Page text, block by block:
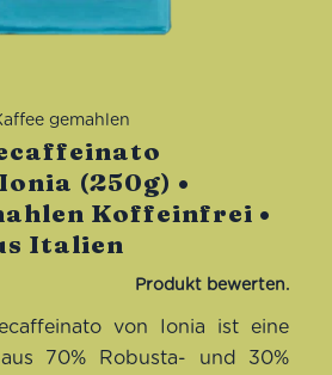
gemahlen
(250g) •
Koffeinfrei •
Italien
von Ionia ist eine
70% Robusta- und 30%